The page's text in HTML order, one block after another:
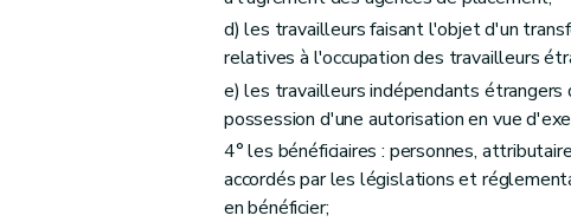
Chapitre IV Devoirs des inspecteurs
d) les travailleurs faisant l'objet d'un
relatives à l'occupation des travailleurs
e) les travailleurs indépendants
possession d'une autorisation en vue
4° les bénéficiaires : personnes,
accordés par les législations et
en bénéficier;